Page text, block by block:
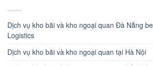
Dịch vụ kho bãi và kho ngoại quan Đà Nẵng
Logistics
Dịch vụ kho bãi và kho ngoại quan tại Hà Nội